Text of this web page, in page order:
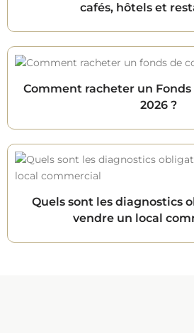
cafés, hôtels et
Comment racheter un
2026 ?
Quels sont les diagnostics
vendre un local